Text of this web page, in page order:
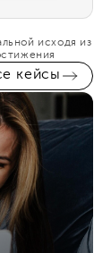
исходя из
кейсы